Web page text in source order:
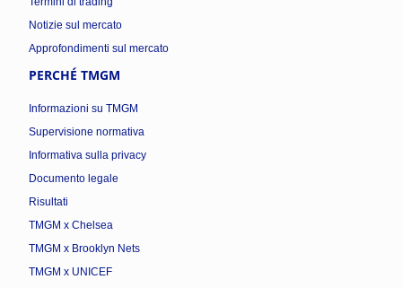
Notizie sul mercato
Approfondimenti sul mercato
PERCHÉ TMGM
Informazioni su TMGM
Supervisione normativa
Informativa sulla privacy
Documento legale
Risultati
TMGM x Chelsea
TMGM x Brooklyn Nets
TMGM x UNICEF